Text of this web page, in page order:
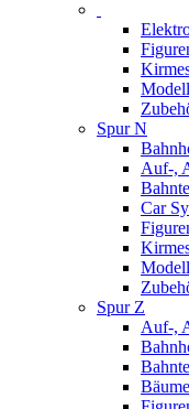
Spur N
Auf-,
Car
Spur Z
Auf-,